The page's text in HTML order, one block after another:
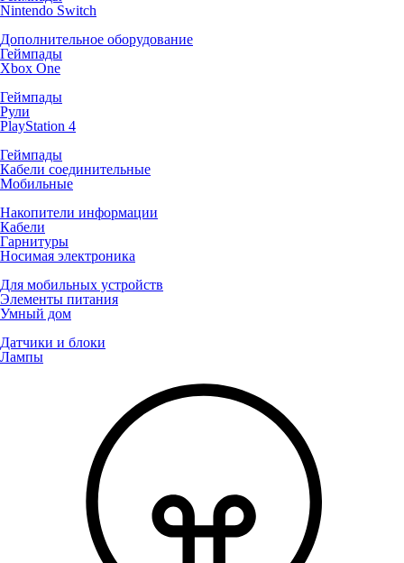
Nintendo Switch
Дополнительное оборудование
Геймпады
Xbox One
Геймпады
Рули
PlayStation 4
Геймпады
Кабели соединительные
Мобильные
Накопители информации
Кабели
Гарнитуры
Носимая электроника
Для мобильных устройств
Элементы питания
Умный дом
Датчики и блоки
Лампы